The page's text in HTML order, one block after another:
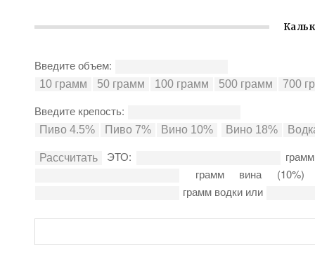
Введите объем:
Введите крепость:
ЭТО:
грамм вина
грамм водки или